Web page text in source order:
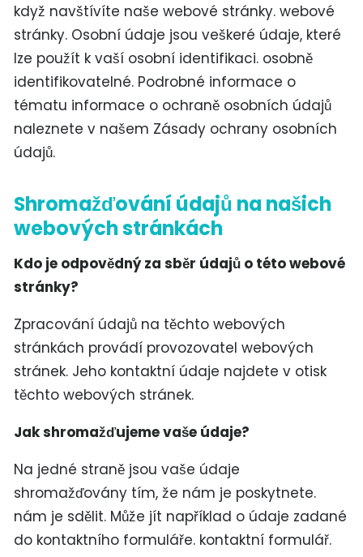
když navštívíte naše webové stránky. webové
stránky. Osobní údaje jsou veškeré údaje, které
lze použít k vaší osobní identifikaci. osobně
identifikovatelné. Podrobné informace o
tématu informace o ochraně osobních údajů
naleznete v našem Zásady ochrany osobních
údajů.
Shromažďování údajů na našich
webových stránkách
Kdo je odpovědný za sběr údajů o této webové
stránky?
Zpracování údajů na těchto webových
stránkách provádí provozovatel webových
stránek. Jeho kontaktní údaje najdete v otisk
těchto webových stránek.
Jak shromažďujeme vaše údaje?
Na jedné straně jsou vaše údaje
shromažďovány tím, že nám je poskytnete.
nám je sdělit. Může jít například o údaje zadané
do kontaktního formuláře. kontaktní formulář.